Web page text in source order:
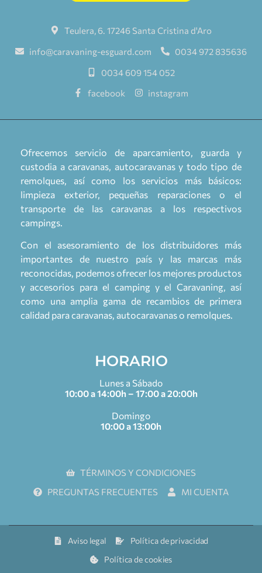
Teulera, 6. 17246 Santa Cristina d'Aro
info@caravaning-esguard.com
0034 972 835636
0034 609 154 052
facebook
instagram
Ofrecemos servicio de aparcamiento, guarda y
custodia a caravanas, autocaravanas y todo tipo de
remolques, así como los servicios más básicos:
limpieza exterior, pequeñas reparaciones o el
transporte de las caravanas a los respectivos
campings.
Con el asesoramiento de los distribuidores más
importantes de nuestro país y las marcas más
reconocidas, podemos ofrecer los mejores productos
y accesorios para el camping y el Caravaning, así
como una amplia gama de recambios de primera
calidad para caravanas, autocaravanas o remolques.
HORARIO
Lunes a Sábado
10:00 a 14:00h – 17:00 a 20:00h
Domingo
10:00 a 13:00h
TÉRMINOS Y CONDICIONES
PREGUNTAS FRECUENTES
MI CUENTA
Aviso legal
Política de privacidad
Política de cookies